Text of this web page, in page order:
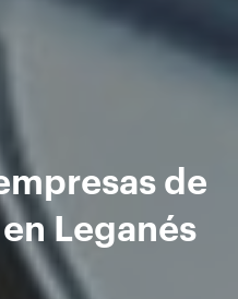
de
Leganés